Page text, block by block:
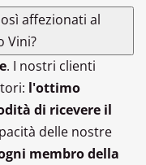
affezionati al
Vini?
. I nostri clienti
l'ottimo
di ricevere il
delle nostre
membro della